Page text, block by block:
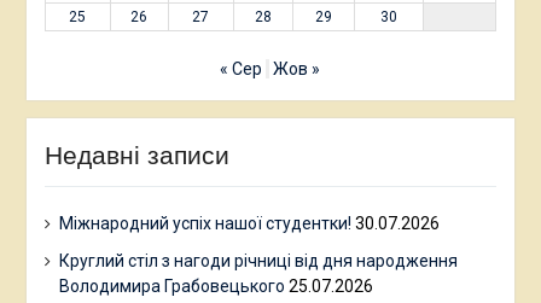
25
26 27 28 29 30
« Сер Жов »
Недавні записи
Міжнародний успіх нашої студентки! 30.07.2026
Круглий стіл з нагоди річниці від дня народження
Володимира Грабовецького 25.07.2026